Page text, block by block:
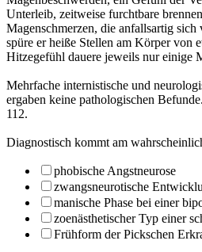
Unterleib, zeitweise furchtbare
Magenschmerzen, die anfallsartig sich
spüre er heiße Stellen am Körper von
Hitzegefühl dauere je­weils nur einige
Mehrfache internistische und
ergaben keine pathologi­schen
112.
Diagnostisch kommt am
phobische Angstneurose
zwangsneurotische
manische Phase bei einer
zoenästhetischer Typ einer
Frühform der Pickschen